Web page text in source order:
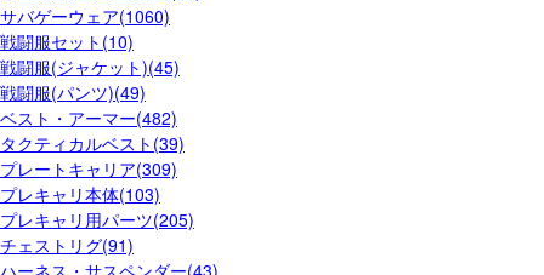
サバゲーウェア(1060)
戦闘服セット(10)
戦闘服(ジャケット)(45)
戦闘服(パンツ)(49)
ベスト・アーマー(482)
タクティカルベスト(39)
プレートキャリア(309)
プレキャリ本体(103)
プレキャリ用パーツ(205)
チェストリグ(91)
ハーネス・サスペンダー(43)